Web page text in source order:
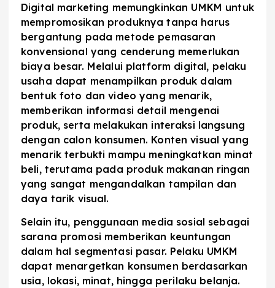
Digital marketing memungkinkan UMKM untuk
mempromosikan produknya tanpa harus
bergantung pada metode pemasaran
konvensional yang cenderung memerlukan
biaya besar. Melalui platform digital, pelaku
usaha dapat menampilkan produk dalam
bentuk foto dan video yang menarik,
memberikan informasi detail mengenai
produk, serta melakukan interaksi langsung
dengan calon konsumen. Konten visual yang
menarik terbukti mampu meningkatkan minat
beli, terutama pada produk makanan ringan
yang sangat mengandalkan tampilan dan
daya tarik visual.
Selain itu, penggunaan media sosial sebagai
sarana promosi memberikan keuntungan
dalam hal segmentasi pasar. Pelaku UMKM
dapat menargetkan konsumen berdasarkan
usia, lokasi, minat, hingga perilaku belanja.